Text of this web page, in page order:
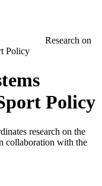
Research on
Policy
Policy
research on the
collaboration with the